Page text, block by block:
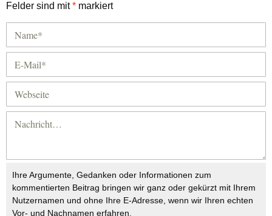
Felder sind mit* markiert
Ihre Argumente, Gedanken oder Informationen zum
kommentierten Beitrag bringen wir ganz oder gekürzt mit Ihrem
Nutzernamen und ohne Ihre E-Adresse, wenn wir Ihren echten
Vor- und Nachnamen erfahren.